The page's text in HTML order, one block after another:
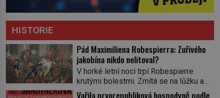
HISTORIE
Pád Maximiliena Robespierra: Zuřivého
jakobína nikdo nelitoval?
V horké letní noci trpí Robespierre
krutými bolestmi. Zmítá se na lůžku a
hlavou mu víří kolotoč myšlenek. Když
Vařila prvorepubliková hospodyně podle